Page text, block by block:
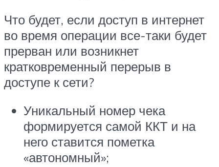
Что будет, если доступ в интернет
во время операции все-таки будет
прерван или возникнет
кратковременный перерыв в
доступе к сети?
Уникальный номер чека
формируется самой ККТ и на
него ставится пометка
«автономный»;